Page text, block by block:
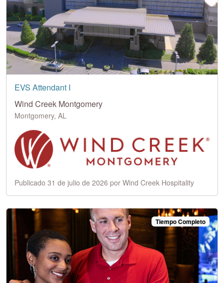
EVS Attendant I
Wind Creek Montgomery
Montgomery, AL
Publicado 31 de julio de 2026 por Wind Creek Hospitality
Tiempo Completo